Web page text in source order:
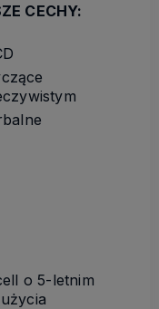
CECHY:
o 5-letnim